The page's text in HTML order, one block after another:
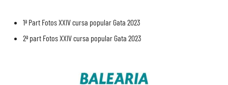
1ª Part Fotos XXIV cursa popular Gata 2023
2ª part Fotos XXIV cursa popular Gata 2023